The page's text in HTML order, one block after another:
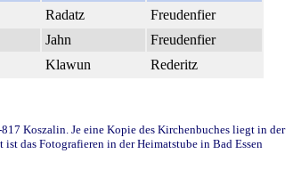
Radatz
Freudenfier
Jahn
Freudenfier
Klawun Rederitz
Koszalin. Je eine Kopie des Kirchenbuches liegt in der
das Fotografieren in der Heimatstube in Bad Essen